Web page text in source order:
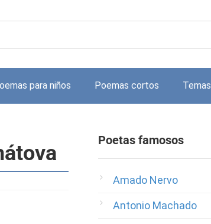
para niños Poemas cortos Temas
Poetas famosos
Amado Nervo
Antonio Machado